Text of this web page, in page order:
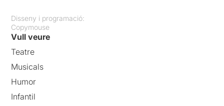
Disseny i programació:
Copymouse
Vull veure
Teatre
Musicals
Humor
Infantil